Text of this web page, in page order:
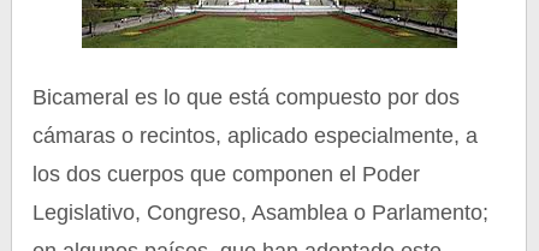
Bicameral es lo que está compuesto por dos
cámaras o recintos, aplicado especialmente, a
los dos cuerpos que componen el Poder
Legislativo, Congreso, Asamblea o Parlamento;